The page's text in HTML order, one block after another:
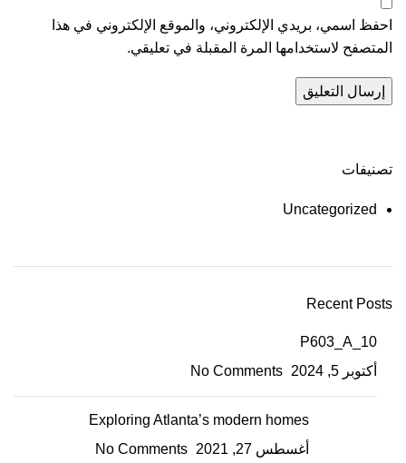
احفظ اسمي، بريدي الإلكتروني، والموقع الإلكتروني في هذا
المتصفح لاستخدامها المرة المقبلة في تعليقي.
تصنيفات
Uncategorized
Recent Posts
P603_A_10
أكتوبر 5, 2024
No Comments
Exploring Atlanta’s modern homes
أغسطس 27, 2021
No Comments